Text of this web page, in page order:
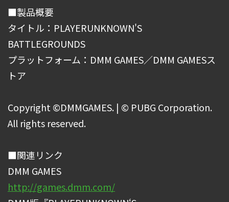
■製品概要
タイトル：PLAYERUNKNOWN'S
BATTLEGROUNDS
プラットフォーム：DMM GAMES／DMM GAMESス
トア
Copyright ©DMMGAMES. | © PUBG Corporation.
All rights reserved.
■関連リンク
DMM GAMES
http://games.dmm.com/